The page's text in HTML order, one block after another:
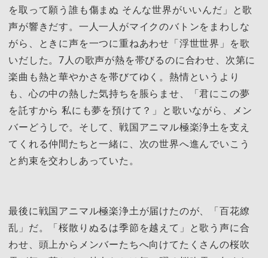
を取って願う誰も傷まぬ そんな世界がいいんだ」と歌
声が響きだす。一人一人がマイクのバトンをまわしな
がら、ときに声を一つに重ねあわせ「浮世世界」を歌
いだした。7人の歌声が熱を帯びるのに合わせ、次第に
楽曲も熱と華やかさを帯びてゆく。熱情というより
も、心の中の熱した気持ちを脹らませ、「君にこの夢
を託すから 私にも夢を預けて？」と歌いながら、メン
バーどうしで。そして、戦国アニマル極楽浄土を支え
てくれる仲間たちと一緒に、次の世界へ進んでいこう
と約束を交わしあっていた。
最後に戦国アニマル極楽浄土が届けたのが、「百花繚
乱」だ。「桜散りぬるは季節を越えて」と歌う声に合
わせ、頭上からメンバーたちへ向けてたくさんの桜吹